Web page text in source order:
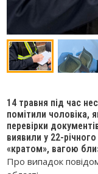
14 травня під час
помітили чоловіка,
перевірки
виявили у 22-
«кратом», вагою
Про випадок